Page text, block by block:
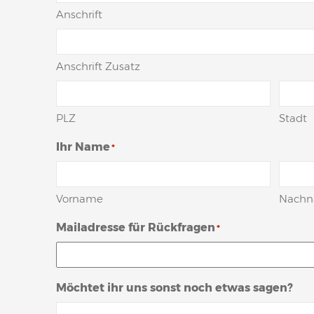
Anschrift
Anschrift Zusatz
PLZ Stadt
Ihr Name*
Vorname
Mailadresse für Rückfragen*
Möchtet ihr uns sonst noch etwas sagen?